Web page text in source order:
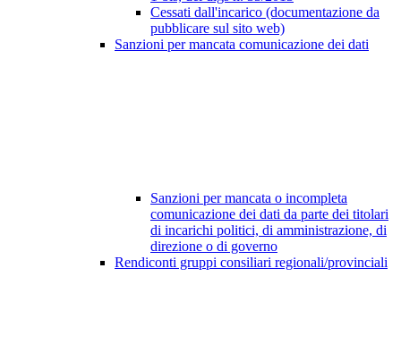
Cessati dall'incarico (documentazione da
pubblicare sul sito web)
Sanzioni per mancata comunicazione dei dati
Sanzioni per mancata o incompleta
comunicazione dei dati da parte dei titolari
di incarichi politici, di amministrazione, di
direzione o di governo
Rendiconti gruppi consiliari regionali/provinciali